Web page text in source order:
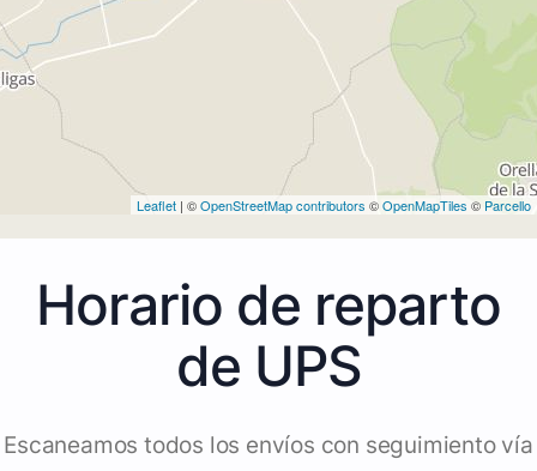
Leaflet | ©OpenStreetMap contributors ©OpenMapTiles © Parcello
Horario de reparto
de UPS
Escaneamos todos los envíos con seguimiento vía